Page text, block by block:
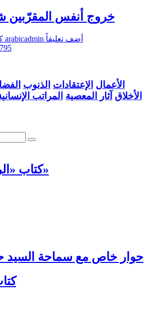
خروج أنفس المقرّبين
arabicadmin أضف تعليقاً
الأعمال الإعتقادات الذنوب
الأخلاق آثار المعصية المراتب
كتاب «الرحمة الواسعة»
حوار خاص مع سماحة السيد